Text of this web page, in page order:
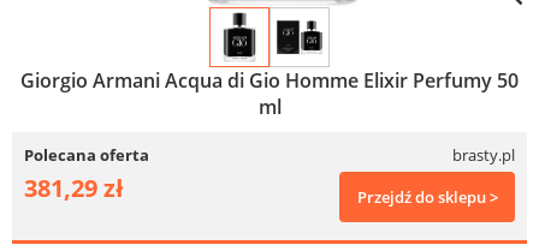
Giorgio Armani Acqua di Gio Homme Elixir Perfumy 50
ml
Polecana oferta brasty.pl
381,29 zł Przejdź do sklepu >